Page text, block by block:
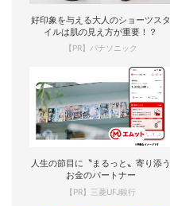
好印象を与える大人のショーツスタ
イルは肌の見え方が重要！？
【PR】パナソニック
人生の節目に〝まるっと〟寄り添う
お金のパートナー
【PR】三菱UFJ銀行